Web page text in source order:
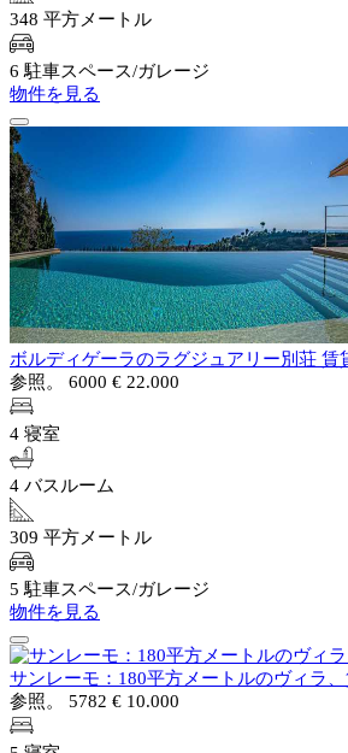
348 平方メートル
6 駐車スペース/ガレージ
物件を見る
ボルディゲーラのラグジュアリー別荘 賃
参照。 6000 € 22.000
4 寝室
4 バスルーム
309 平方メートル
5 駐車スペース/ガレージ
物件を見る
サンレーモ：180平方メートルのヴィラ、
参照。 5782 € 10.000